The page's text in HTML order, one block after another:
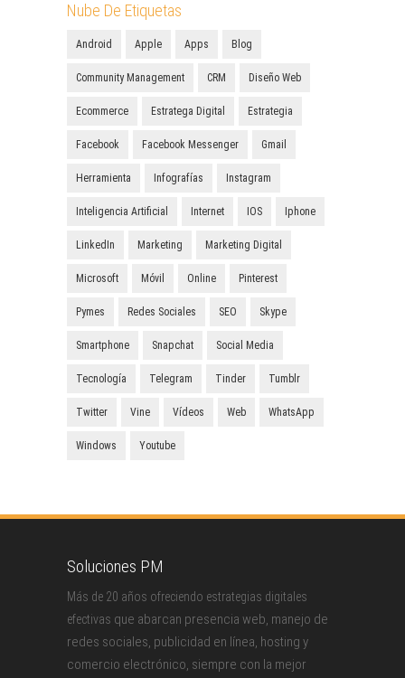
Nube De Etiquetas
Android Apple Apps Blog
Community Management CRM Diseño Web
Ecommerce Estratega Digital Estrategia
Facebook Facebook Messenger Gmail
Herramienta Infografías Instagram
Inteligencia Artificial Internet IOS Iphone
LinkedIn Marketing Marketing Digital
Microsoft Móvil Online Pinterest
Pymes Redes Sociales SEO Skype
Smartphone Snapchat Social Media
Tecnología Telegram Tinder Tumblr
Twitter Vine Vídeos Web WhatsApp
Windows Youtube
Soluciones PM
Más de 20 años ofreciendo estrategias digitales
efectivas que abarcan presencia web, manejo de
redes sociales, publicidad en línea, hosting y
comercio electrónico, siempre con la mejor